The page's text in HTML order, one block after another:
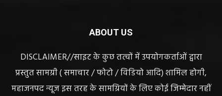
ABOUT US
DISCLAIMER//साइट के कुछ तत्वों में उपयोगकर्ताओं द्वारा
प्रस्तुत सामग्री ( समाचार / फोटो / विडियो आदि) शामिल होगी,
महाजनपद न्यूज इस तरह के सामग्रियों के लिए कोई जिम्मेदार नहीं